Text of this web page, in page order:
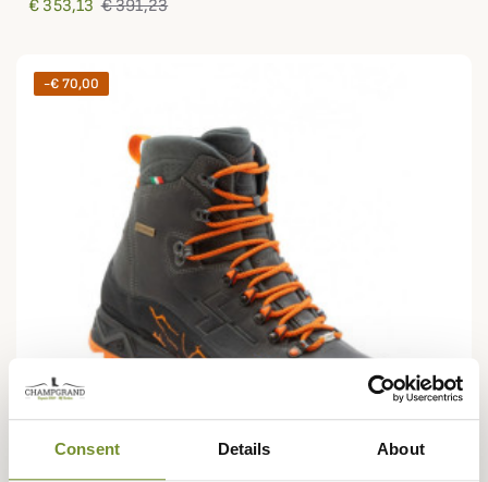
Consent Details About
€ 353,13 € 391,23
-€ 70,00